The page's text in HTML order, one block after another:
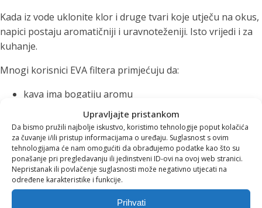
Upravljajte pristankom
Da bismo pružili najbolje iskustvo, koristimo tehnologije poput kolačića
za čuvanje i/ili pristup informacijama o uređaju. Suglasnost s ovim
tehnologijama će nam omogućiti da obrađujemo podatke kao što su
ponašanje pri pregledavanju ili jedinstveni ID-ovi na ovoj web stranici.
Nepristanak ili povlačenje suglasnosti može negativno utjecati na
određene karakteristike i funkcije.
Prihvati
Kada iz vode uklonite klor i druge tvari koje utječu na okus,
napici postaju aromatičniji i uravnoteženiji. Isto vrijedi i za
kuhanje.
Mnogi korisnici EVA filtera primjećuju da:
kava ima bogatiju aromu
čajevi razvijaju puniji okus
juhe i umaci postaju ukusniji
manje se stvara kamenac u kuhalima i aparatima za
kavu
Na taj način filtrirana voda poboljšava ne samo hidrataciju
nego i svakodnevne gastronomske rituale.